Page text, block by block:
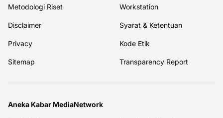
Metodologi Riset Workstation
Disclaimer Syarat & Ketentuan
Privacy Kode Etik
Sitemap Transparency Report
Aneka Kabar MediaNetwork